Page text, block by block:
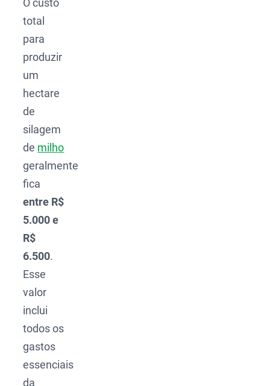
O custo
total
para
produzir
um
hectare
de
silagem
de milho
geralmente
fica
entre R$
5.000 e
R$
6.500.
Esse
valor
inclui
todos os
gastos
essenciais
da